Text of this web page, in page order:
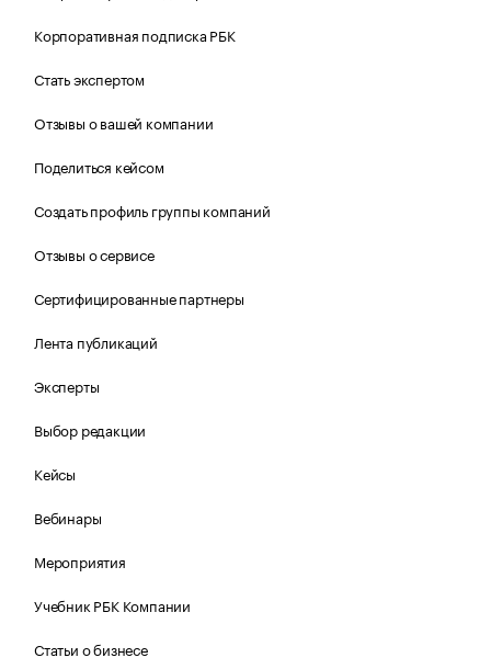
Корпоративная подписка РБК
Стать экспертом
Отзывы о вашей компании
Поделиться кейсом
Создать профиль группы компаний
Отзывы о сервисе
Сертифицированные партнеры
Лента публикаций
Эксперты
Выбор редакции
Кейсы
Вебинары
Мероприятия
Учебник РБК Компании
Статьи о бизнесе